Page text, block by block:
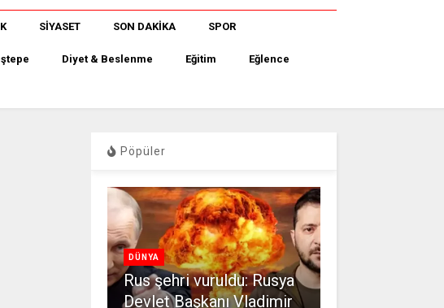
SİYASET SON DAKİKA SPOR
Diyet & Beslenme Eğitim Eğlence
Pöpüler
DÜNYA
Rus şehri vuruldu: Rusya
Devlet Başkanı Vladimir